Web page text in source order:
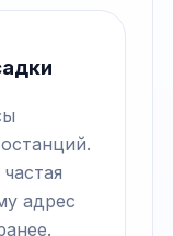
адрес